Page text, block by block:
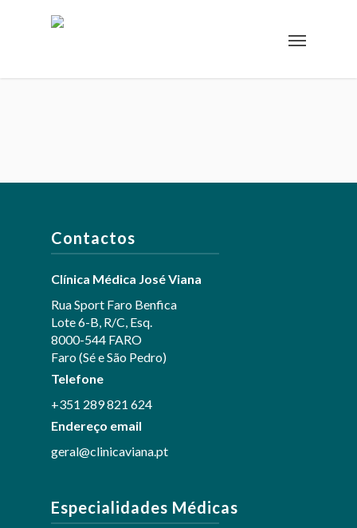
Contactos
Clínica Médica José Viana
Rua Sport Faro Benfica
Lote 6-B, R/C, Esq.
8000-544 FARO
Faro (Sé e São Pedro)
Telefone
+351 289 821 624
Endereço email
geral@clinicaviana.pt
Especialidades Médicas